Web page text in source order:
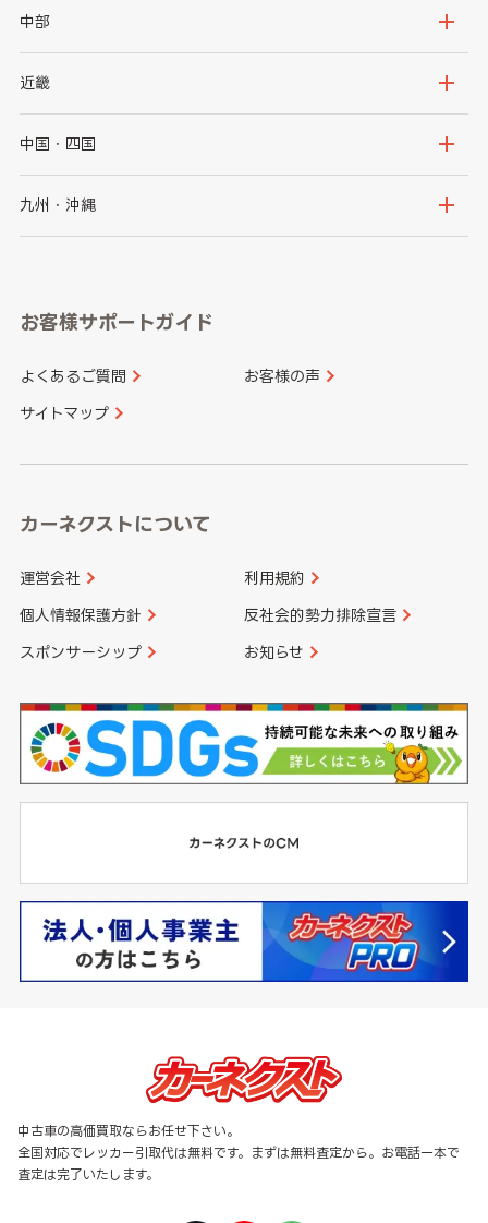
岩手県
秋田県
茨城県
群馬県
千葉県
中部
新潟県
石川県
山梨県
愛知県
近畿
大阪府
京都府
和歌山県
中国・四国
鳥取県
山口県
香川県 愛媛県
九州・沖縄
長崎県
大分県 宮崎県
お客様サポートガイド
よくあるご質問 お客様の声
サイトマップ
カーネクストについて
運営会社 利用規約
個人情報保護方針 反社会的勢力排除宣言
スポンサーシップ お知らせ
中古車の高価買取ならお任せ下さい。
全国対応でレッカー引取代は無料です。まずは無料査定から。お電話一本で
査定は完了いたします。